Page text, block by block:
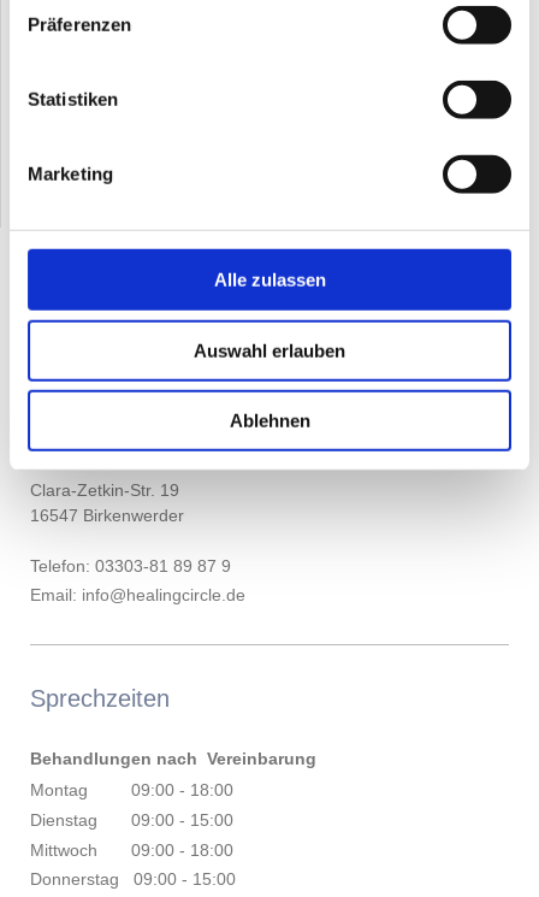
Präferenzen
Statistiken
Marketing
Alle zulassen
Auswahl erlauben
Ablehnen
Nervosität
HealingCircle
Praxis für ganzheitliche Körpertherapie
Osteopathie
Ernährungs- u. Gesundheitsberatung
Clara-Zetkin-Str. 19
16547 Birkenwerder
Telefon: 03303-81 89 87 9
Email: info@healingcircle.de
Sprechzeiten
Behandlungen nach Vereinbarung
Montag 09:00 - 18:00
Dienstag 09:00 - 15:00
Mittwoch 09:00 - 18:00
Donnerstag 09:00 - 15:00